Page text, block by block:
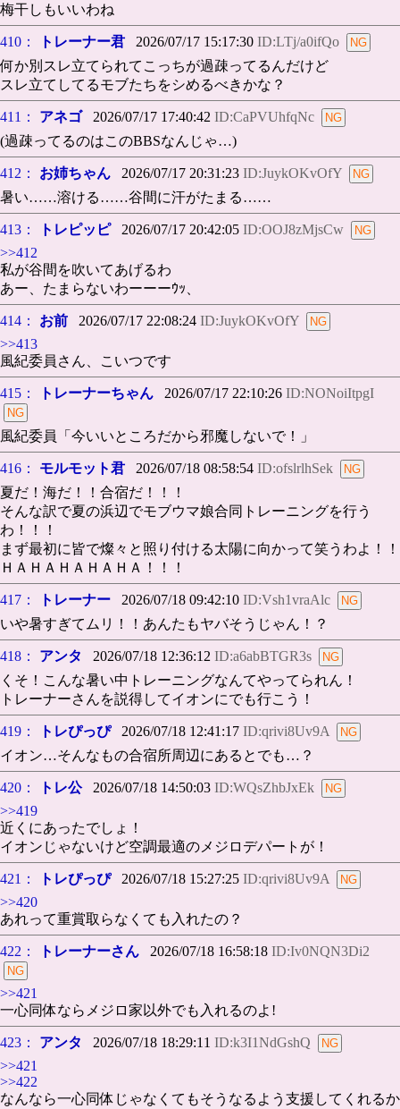
梅干しもいいわね
410： トレーナー君 2026/07/17 15:17:30 ID:LTj/a0ifQo
何か別スレ立てられてこっちが過疎ってるんだけど
スレ立てしてるモブたちをシめるべきかな？
411： アネゴ2026/07/17 17:40:42 ID:CaPVUhfqNc
(過疎ってるのはこのBBSなんじゃ…)
412： お姉ちゃん 2026/07/17 20:31:23 ID:JuykOKvOfY
暑い……溶ける……谷間に汗がたまる……
413： トレピッピ2026/07/17 20:42:05 ID:OOJ8zMjsCw
>>412
私が谷間を吹いてあげるわ
あー、たまらないわーーーｳｯ、
414： お前 2026/07/17 22:08:24 ID:JuykOKvOfY
>>413
風紀委員さん、こいつです
415： トレーナーちゃん 2026/07/17 22:10:26 ID:NONoiItpgI
風紀委員「今いいところだから邪魔しないで！」
416： モルモット君 2026/07/18 08:58:54 ID:ofslrlhSek
夏だ！海だ！！合宿だ！！！
そんな訳で夏の浜辺でモブウマ娘合同トレーニングを行う
わ！！！
まず最初に皆で燦々と照り付ける太陽に向かって笑うわよ！！
ＨＡＨＡＨＡＨＡＨＡ！！！
417： トレーナー 2026/07/18 09:42:10 ID:Vsh1vraAlc
いや暑すぎてムリ！！あんたもヤバそうじゃん！？
418： アンタ 2026/07/18 12:36:12 ID:a6abBTGR3s
くそ！こんな暑い中トレーニングなんてやってられん！
トレーナーさんを説得してイオンにでも行こう！
419： トレぴっぴ2026/07/18 12:41:17 ID:qrivi8Uv9A
イオン…そんなもの合宿所周辺にあるとでも…？
420： トレ公2026/07/18 14:50:03 ID:WQsZhbJxEk
>>419
近くにあったでしょ！
イオンじゃないけど空調最適のメジロデパートが！
421： トレぴっぴ2026/07/18 15:27:25 ID:qrivi8Uv9A
>>420
あれって重賞取らなくても入れたの？
422： トレーナーさん 2026/07/18 16:58:18 ID:Iv0NQN3Di2
>>421
一心同体ならメジロ家以外でも入れるのよ!
423： アンタ 2026/07/18 18:29:11 ID:k3I1NdGshQ
>>421
>>422
なんなら一心同体じゃなくてもそうなるよう支援してくれるか